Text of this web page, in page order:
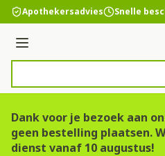
Ga naar de inhoud
Apothekersadvies Snelle
Menu
Dank voor je bezoek aan
geen bestelling plaatsen.
dienst vanaf 10 augustus!